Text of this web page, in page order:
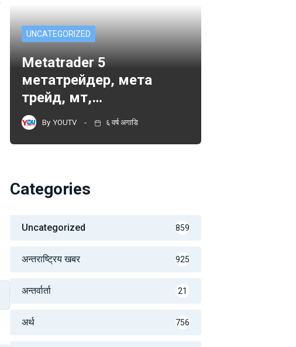
UNCATEGORIZED
Metatrader 5
метатрейдер, мета
трейд, мт,…
By YOUTV ६ वर्ष अगाडि
Categories
Uncategorized 859
अन्तराष्ट्रिय खबर 925
अन्तर्वार्ता 21
अर्थ 756